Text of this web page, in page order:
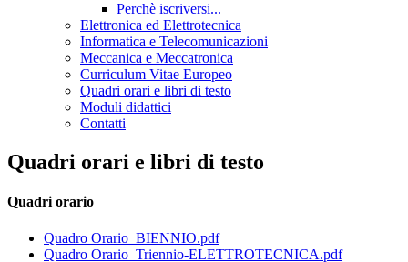
Perchè iscriversi...
Elettronica ed Elettrotecnica
Informatica e Telecomunicazioni
Meccanica e Meccatronica
Curriculum Vitae Europeo
Quadri orari e libri di testo
Moduli didattici
Contatti
Quadri orari e libri di testo
Quadri orario
Quadro Orario_BIENNIO.pdf
Quadro Orario_Triennio-ELETTROTECNICA.pdf